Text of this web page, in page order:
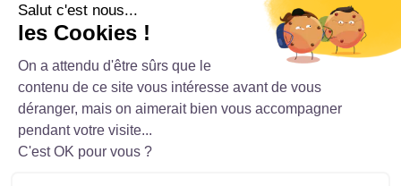
Politique de confidentialité – THATMUCH
Conditions générales de vente
Mentions Légales
Contact